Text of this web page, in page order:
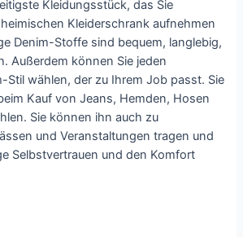
Kleidungsstück, das Sie
Kleiderschrank aufnehmen
Denim-Stoffe sind bequem, langlebig,
Außerdem können Sie jeden
Stil wählen, der zu Ihrem Job passt. Sie
Kauf von Jeans, Hemden, Hosen
Sie können ihn auch zu
und Veranstaltungen tragen und
Selbstvertrauen und den Komfort